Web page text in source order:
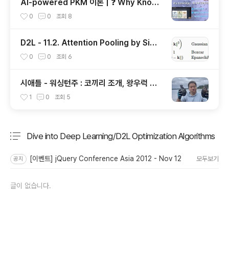
AI-powered PKM 이론 | ❓ Why Knowl
edge – 왜 지식 관리인가?, 🔄 지식 관리 사
0 0 조회 8
D2L - 11.2. Attention Pooling by Simil
arity
0 0 조회 6
시애틀 - 워싱턴주 : 코끼리 조개, 왕우럭 조
개, 굴, 홍합이 널려 있는 집 근처 해변.
1 0 조회 5
Dive into Deep Learning/D2L Optimization Algorithms
공지 [이벤트] jQuery Conference Asia 2012 - Nov 12 모두보기
글이 없습니다.